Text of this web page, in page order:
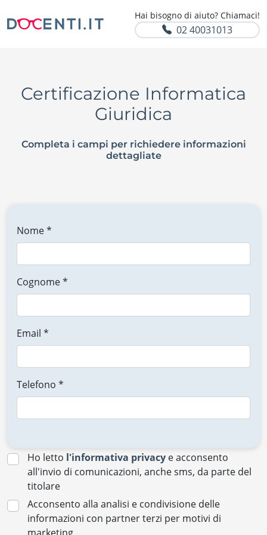
Hai bisogno di aiuto? Chiamaci!
02 40031013
Certificazione Informatica
Giuridica
Completa i campi per richiedere informazioni
dettagliate
Nome *
Cognome *
Email *
Telefono *
Ho letto l'informativa privacy e acconsento
all'invio di comunicazioni, anche sms, da parte del
titolare
Acconsento alla analisi e condivisione delle
informazioni con partner terzi per motivi di